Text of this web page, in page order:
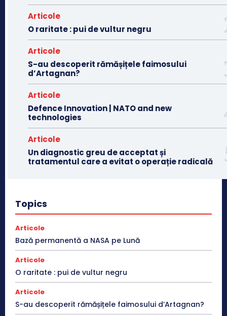
Articole
O raritate : pui de vultur negru
Articole
S-au descoperit rămășițele faimosului
d’Artagnan?
Articole
Defence Innovation | NATO and new
technologies
Articole
Un diagnostic greu de acceptat și
tratamentul care a evitat o operație radicală
Topics
Articole
Bază permanentă a NASA pe Lună
Articole
O raritate : pui de vultur negru
Articole
S-au descoperit rămășițele faimosului d’Artagnan?